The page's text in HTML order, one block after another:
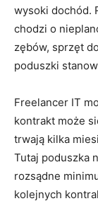
wysoki dochód.
chodzi o
zębów, sprzęt
poduszki
Freelancer IT
kontrakt może
trwają kilka
Tutaj poduszka
rozsądne
kolejnych